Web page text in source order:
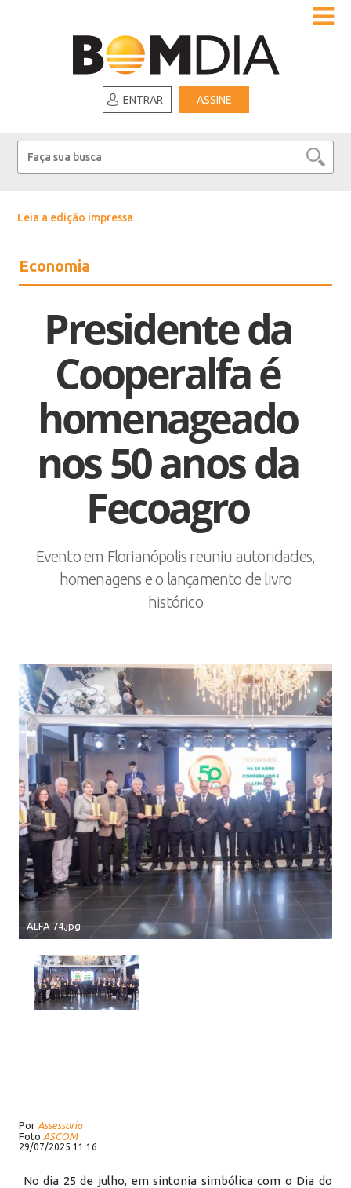
ENTRAR ASSINE
Leia a edição impressa
Economia
Presidente da
Cooperalfa é
homenageado
nos 50 anos da
Fecoagro
Evento em Florianópolis reuniu autoridades,
homenagens e o lançamento de livro
histórico
ALFA 74.jpg
Por Assessoria
Foto ASCOM
29/07/2025 11:16
No dia 25 de julho, em sintonia simbólica com o Dia do